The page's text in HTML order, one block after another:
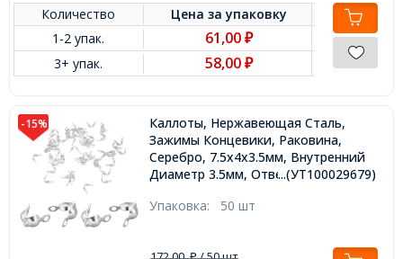
Количество Цена заупаковку
1-2 упак.
61,00₽
3+ упак. 58,00₽
-15%
Каллоты, Нержавеющая Сталь,
Зажимы Концевики, Раковина,
Серебро, 7.5x4x3.5мм, Внутренний
Диаметр 3.5мм, Отверстие 1.5мм,
...(УТ100029679)
Упаковка: 50 шт